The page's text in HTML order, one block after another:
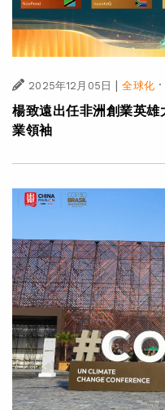
2025年12月05日 | 全球化
楊致遠出任非洲創業英
業領袖